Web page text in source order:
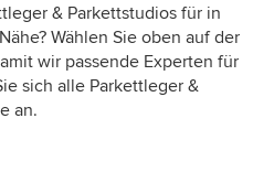
& Parkettstudios für in
Wählen Sie oben auf der
wir passende Experten für
sich alle Parkettleger &
an.